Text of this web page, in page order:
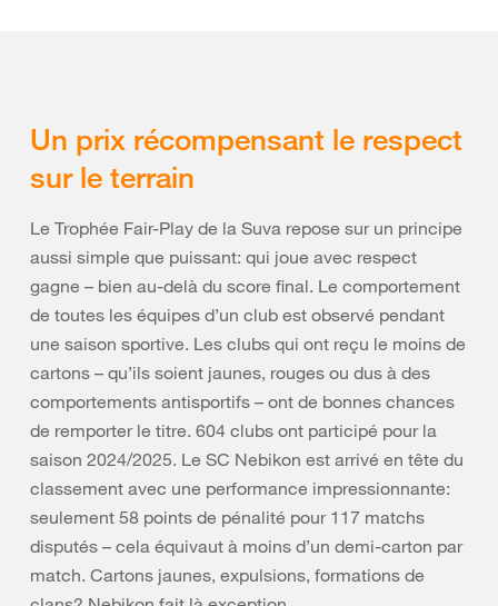
Un prix récompensant le respect
sur le terrain
Le Trophée Fair-Play de la Suva repose sur un principe
aussi simple que puissant: qui joue avec respect
gagne – bien au-delà du score final. Le comportement
de toutes les équipes d’un club est observé pendant
une saison sportive. Les clubs qui ont reçu le moins de
cartons – qu’ils soient jaunes, rouges ou dus à des
comportements antisportifs – ont de bonnes chances
de remporter le titre. 604 clubs ont participé pour la
saison 2024/2025. Le SC Nebikon est arrivé en tête du
classement avec une performance impressionnante:
seulement 58 points de pénalité pour 117 matchs
disputés – cela équivaut à moins d’un demi-carton par
match. Cartons jaunes, expulsions, formations de